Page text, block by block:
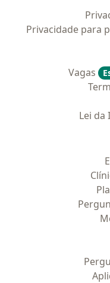
Privacidade para
Vagas
Lei da